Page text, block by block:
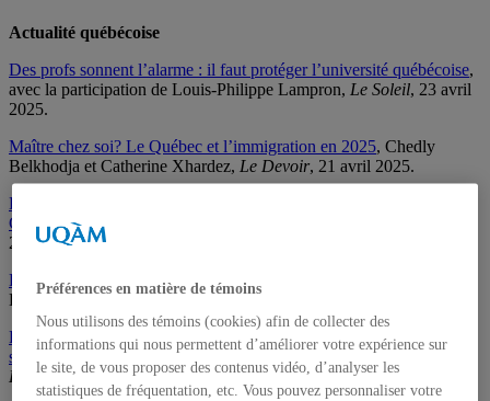
Actualité québécoise
Des profs sonnent l’alarme : il faut protéger l’université québécoise,
avec la participation de Louis-Philippe Lampron, Le Soleil, 23 avril
2025.
Maître chez soi? Le Québec et l’immigration en 2025, Chedly
Belkhodja et Catherine Xhardez, Le Devoir, 21 avril 2025.
Bilan du pontificat du pape François : entrevue avec la professeure
Catherine Foisy
21 avril 2025.
Le Québec ne rêve plus bien fort
, avec la participation de Gérard
Bouchard,Le Soleil, 21 avril 2025.
Pourquoi Québec ne nomme-t-il pas les juges de tous les tribunaux
situés sur son territoire?
Avec la participation de Patrick Taillon,
Éducaloi, 15 avril 2025.
Préférences en matière de témoins
Nous utilisons des témoins (cookies) afin de collecter des
informations qui nous permettent d’améliorer votre expérience sur
le site, de vous proposer des contenus vidéo, d’analyser les
statistiques de fréquentation, etc. Vous pouvez personnaliser votre